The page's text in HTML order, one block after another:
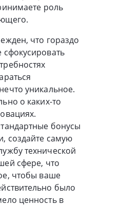
роль
что гораздо
уникальное.
о каких-то
бонусы
создайте самую
технической
сфере, что
чтобы ваше
было
ценность в